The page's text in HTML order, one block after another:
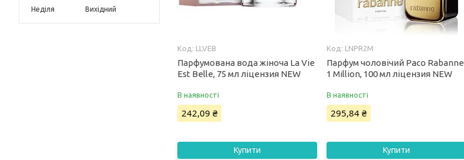
Неділя
Вихідний
LLVEB
Парфумована вода жіноча La Vie
Est Belle, 75 мл ліцензия NEW
В наявності
242,09 ₴
Купити
LNPR2M
Парфум чоловічий Paco Rabanne
1 Million, 100 мл ліцензия NEW
В наявності
295,84 ₴
Купити